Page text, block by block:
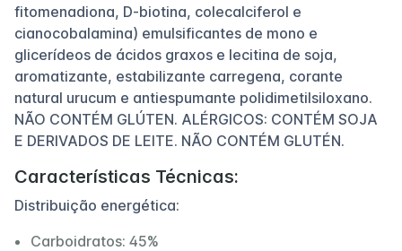
fitomenadiona, D-biotina, colecalciferol e
cianocobalamina) emulsificantes de mono e
glicerídeos de ácidos graxos e lecitina de soja,
aromatizante, estabilizante carregena, corante
natural urucum e antiespumante polidimetilsiloxano.
NÃO CONTÉM GLÚTEN. ALÉRGICOS: CONTÉM SOJA
E DERIVADOS DE LEITE. NÃO CONTÉM GLUTÉN.
Características Técnicas:
Distribuição energética:
Carboidratos: 45%